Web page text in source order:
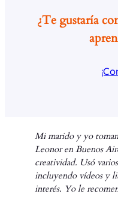
¿Te gustaría
Mi marido y yo
Leonor en Buenos
creatividad. Usó
incluyendo vídeos y
interés. Yo le